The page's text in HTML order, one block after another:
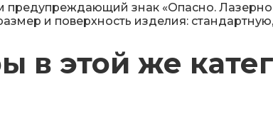
предупреждающий знак «Опасно.
и поверхность изделия:
в этой же